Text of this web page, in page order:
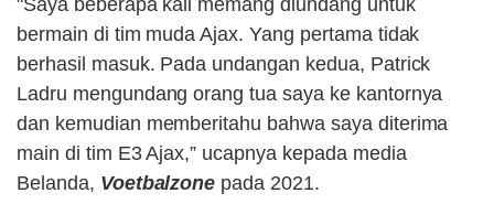
bermain di tim muda Ajax. Yang pertama tidak
berhasil masuk. Pada undangan kedua, Patrick
Ladru mengundang orang tua saya ke kantornya
dan kemudian memberitahu bahwa saya diterima
main di tim E3 Ajax,” ucapnya kepada media
Belanda, Voetbalzone pada 2021.